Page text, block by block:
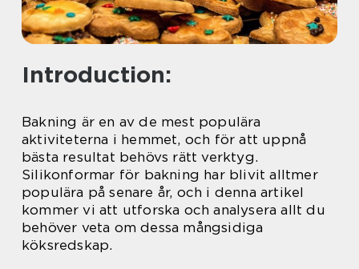
Introduction:
Bakning är en av de mest populära
aktiviteterna i hemmet, och för att uppnå
bästa resultat behövs rätt verktyg.
Silikonformar för bakning har blivit alltmer
populära på senare år, och i denna artikel
kommer vi att utforska och analysera allt du
behöver veta om dessa mångsidiga
köksredskap.